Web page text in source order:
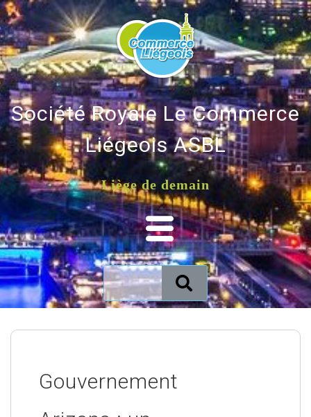
Société Royale Le Commerce
Liégeois ASBL
Liège de demain
Gouvernement